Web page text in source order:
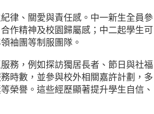
律、關愛與責任感。中一新生全員參
作精神及校園歸屬感；中二起學生可
袖團等制服團隊。
務，例如探訪獨居長者、節日與社福
時數，並參與校外相關嘉許計劃，多
榮譽。這些經歷顯著提升學生自信、